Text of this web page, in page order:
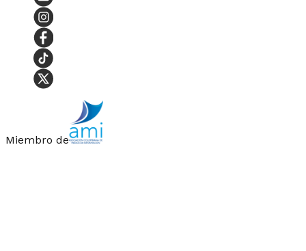
Miembro de